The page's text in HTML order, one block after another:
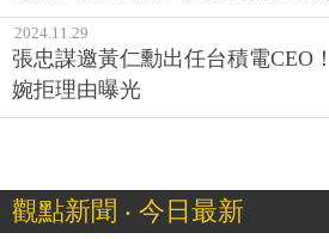
2024.11.29
張忠謀邀黃仁勳出任台積電CEO
婉拒理由曝光
觀點新聞 ‧ 今日最新